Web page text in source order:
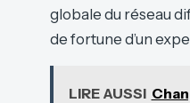
globale du réseau
de fortune d’un
LIRE AUSSI